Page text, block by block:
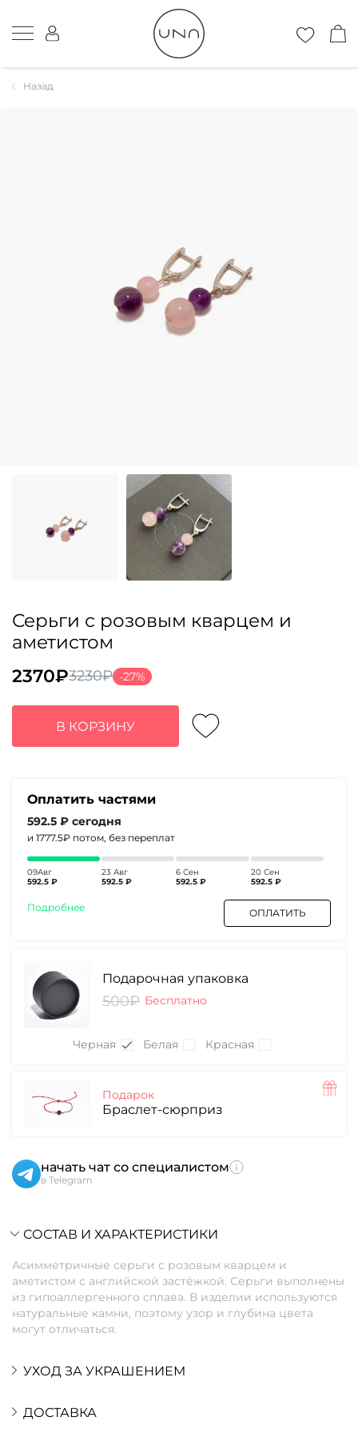
Назад
Серьги с розовым кварцем и
аметистом
3230₽
Первоначальная
цена
составляла
3230₽.
2370₽
Текущая
цена:
2370₽.
-27%
В КОРЗИНУ
Оплатить частями
592.5 ₽ сегодня
и 1777.5₽ потом, без переплат
09Авг
592.5 ₽
23 Авг
592.5 ₽
6 Сен
592.5 ₽
20 Сен
592.5 ₽
Подробнее ОПЛАТИТЬ
Подарочная упаковка
500₽ Бесплатно
Черная Белая Красная
Подарок
Браслет-сюрприз
начать чат со специалистом
в Telegram
СОСТАВ И ХАРАКТЕРИСТИКИ
Асимметричные серьги с розовым кварцем и
аметистом с английской застёжкой. Серьги выполнены
из гипоаллергенного сплава. В изделии используются
натуральные камни, поэтому узор и глубина цвета
могут отличаться.
УХОД ЗА УКРАШЕНИЕМ
ДОСТАВКА